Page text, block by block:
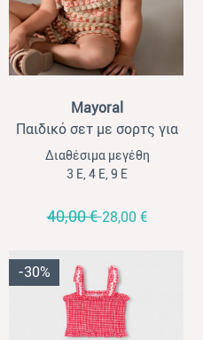
Mayoral
Παιδικό σετ με σορτς για
κορίτσια Mayoral μπεζ-
σομόν- μέντα
Διαθέσιμα μεγέθη
3 Ε, 4 Ε, 9 Ε
40,00 €28,00 €
-30%